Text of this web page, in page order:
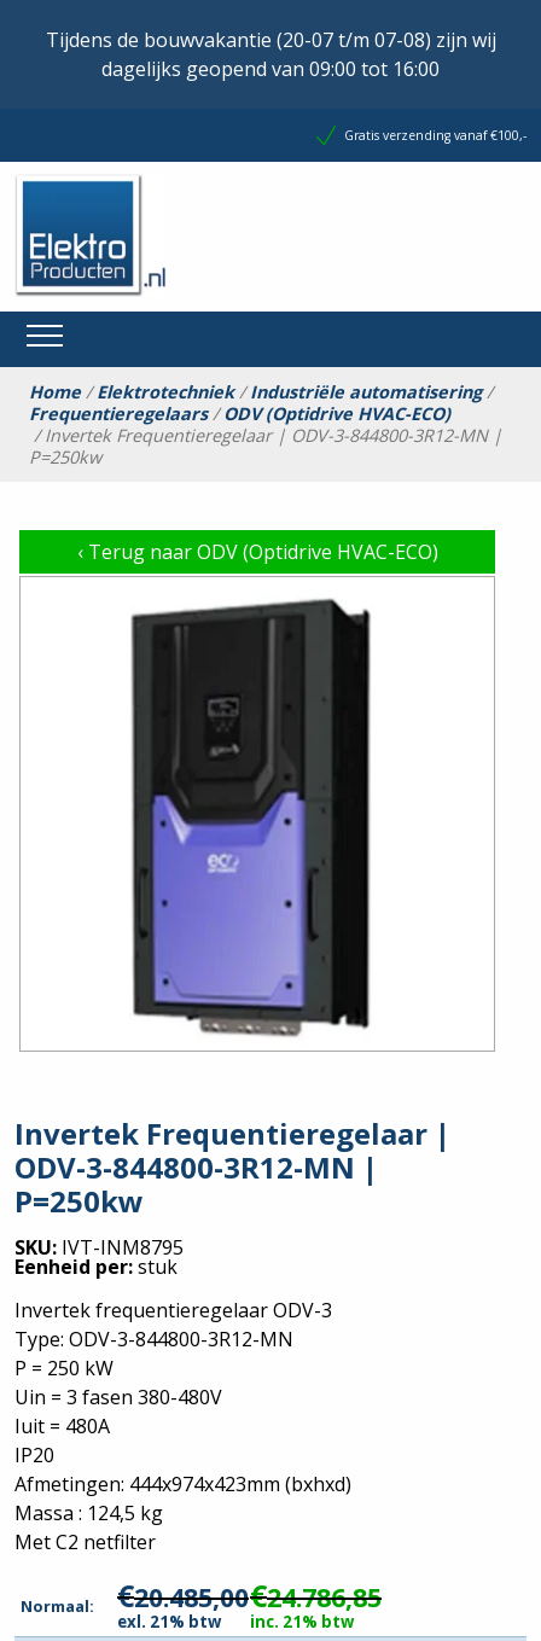
Tijdens de bouwvakantie (20-07 t/m 07-08) zijn wij
dagelijks geopend van 09:00 tot 16:00
Gratis verzending vanaf €100,-
Home/Elektrotechniek/Industriële automatisering/
Frequentieregelaars/ODV (Optidrive HVAC-ECO)
/ Invertek Frequentieregelaar | ODV-3-844800-3R12-MN |
P=250kw
‹Terug naar ODV (Optidrive HVAC-ECO)
Invertek Frequentieregelaar |
ODV-3-844800-3R12-MN |
P=250kw
SKU: IVT-INM8795
Eenheid per:stuk
Invertek frequentieregelaar ODV-3
Type: ODV-3-844800-3R12-MN
P = 250 kW
Uin = 3 fasen 380-480V
Iuit = 480A
IP20
Afmetingen: 444x974x423mm (bxhxd)
Massa : 124,5 kg
Met C2 netfilter
Normaal: €20.485,00
exl. 21% btw
€24.786,85
inc. 21% btw